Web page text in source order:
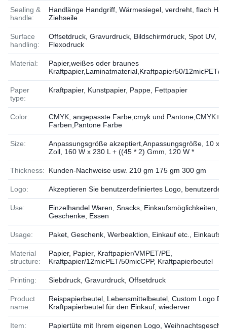
Sealing &
handle:
Handlänge Handgriff, Wärmesiegel, verdreht, flach
Ziehseile
Surface
handling:
Offsetdruck, Gravurdruck, Bildschirmdruck, Spot UV,
Flexodruck
Material:
Papier,weißes oder braunes
Kraftpapier,Laminatmaterial,Kraftpapier50/12micPET/
Paper
type:
Kraftpapier, Kunstpapier, Pappe, Fettpapier
Color:
CMYK, angepasste Farbe,cmyk und Pantone,CMYK+6
Farben,Pantone Farbe
Size:
Anpassungsgröße akzeptiert,Anpassungsgröße, 10 x 5
Zoll, 160 W x 230 L + ((45 * 2) Gmm, 120 W *
Thickness: Kunden-Nachweise usw. 210 gm 175 gm 300 gm
Logo: Akzeptieren Sie benutzerdefiniertes Logo,
Use:
Einzelhandel Waren, Snacks, Einkaufsmöglichkeiten,
Geschenke, Essen
Usage: Paket, Geschenk, Werbeaktion, Einkauf etc.,
Material
structure:
Papier, Papier, Kraftpapier/VMPET/PE,
Kraftpapier/12micPET/50micCPP, Kraftpapierbeutel
Printing: Siebdruck, Gravurdruck, Offsetdruck
Product
name:
Reispapierbeutel, Lebensmittelbeutel, Custom Logo
Kraftpapierbeutel für den Einkauf, wiederver
Item:
Papiertüte mit Ihrem eigenen Logo,